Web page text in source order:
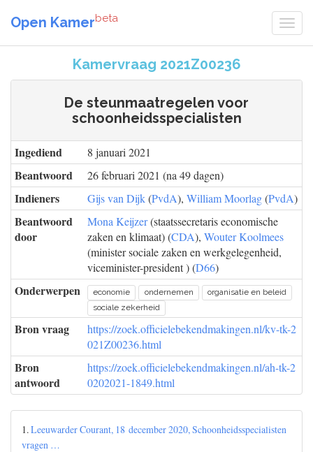
Open Kamerbeta
Kamervraag 2021Z00236
De steunmaatregelen voor
schoonheidsspecialisten
Ingediend 8 januari 2021
Beantwoord 26 februari 2021 (na 49 dagen)
Indieners Gijs van Dijk(PvdA), William Moorlag(PvdA)
Beantwoord
door
Mona Keijzer(staatssecretaris economische
zaken en klimaat) (CDA), Wouter Koolmees
(minister sociale zaken en werkgelegenheid,
viceminister-president ) (D66)
Onderwerpen economie ondernemen
organisatie en beleid
sociale zekerheid
Bron vraag
https://zoek.officielebekendmakingen.nl/kv-tk-2
021Z00236.html
Bron
antwoord
https://zoek.officielebekendmakingen.nl/ah-tk-2
0202021-1849.html
1.Leeuwarder Courant, 18 december 2020, Schoonheidsspecialisten
vragen …